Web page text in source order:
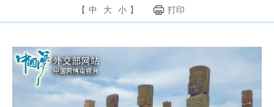
【 中 大 小 】 打印